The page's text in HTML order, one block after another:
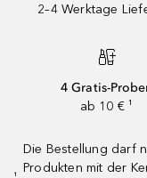
2–4 Werktage
4 Gratis-
ab 10 € ¹
Die Bestellung darf
Produkten mit der